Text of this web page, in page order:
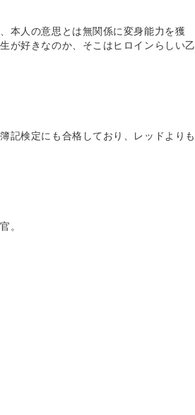
本人の意思とは無関係に変身能力を獲
が好きなのか、そこはヒロインらしい乙
記検定にも合格しており、レッドよりも
。